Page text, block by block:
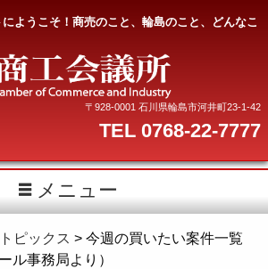
ようこそ！商売のこと、輪島のこと、どんなこ
〒928-0001 石川県輪島市河井町23-1-42
TEL 0768-22-7777
メニュー
トピックス > 今週の買いたい案件一覧
ル事務局より）